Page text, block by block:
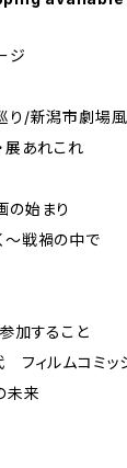
ジ
/新潟市劇場
展あれこれ
始まり
戦禍の中で
加すること
ィルムコミッ
未来